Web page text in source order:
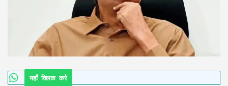
यहाँ क्लिक करे